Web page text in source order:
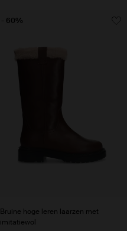
Bruine hoge leren laarzen met
imitatiewol
- 60%